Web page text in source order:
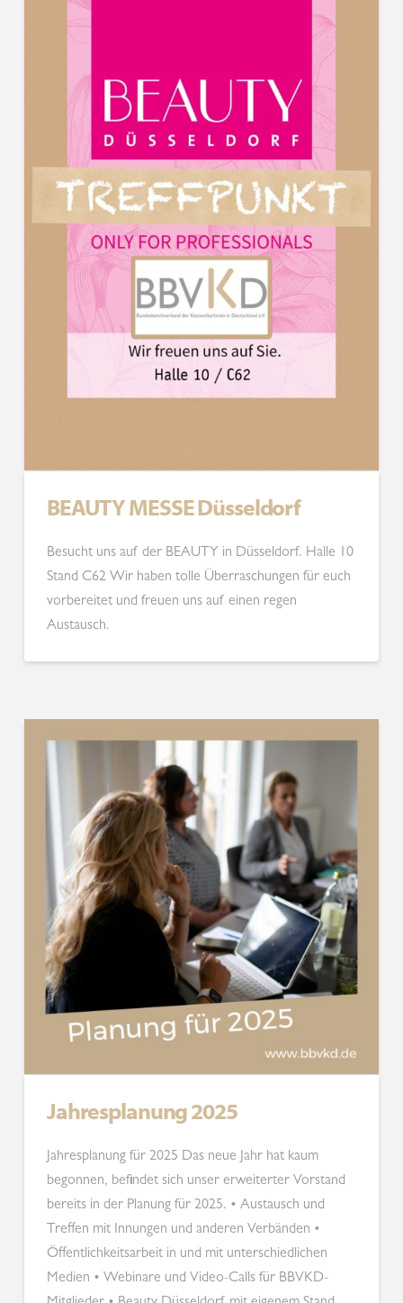
BEAUTY MESSE Düsseldorf
Besucht uns auf der BEAUTY in Düsseldorf. Halle 10
Stand C62 Wir haben tolle Überraschungen für euch
vorbereitet und freuen uns auf einen regen
Austausch.
Jahresplanung 2025
Jahresplanung für 2025 Das neue Jahr hat kaum
begonnen, befindet sich unser erweiterter Vorstand
bereits in der Planung für 2025. • Austausch und
Treffen mit Innungen und anderen Verbänden •
Öffentlichkeitsarbeit in und mit unterschiedlichen
Medien • Webinare und Video-Calls für BBVKD-